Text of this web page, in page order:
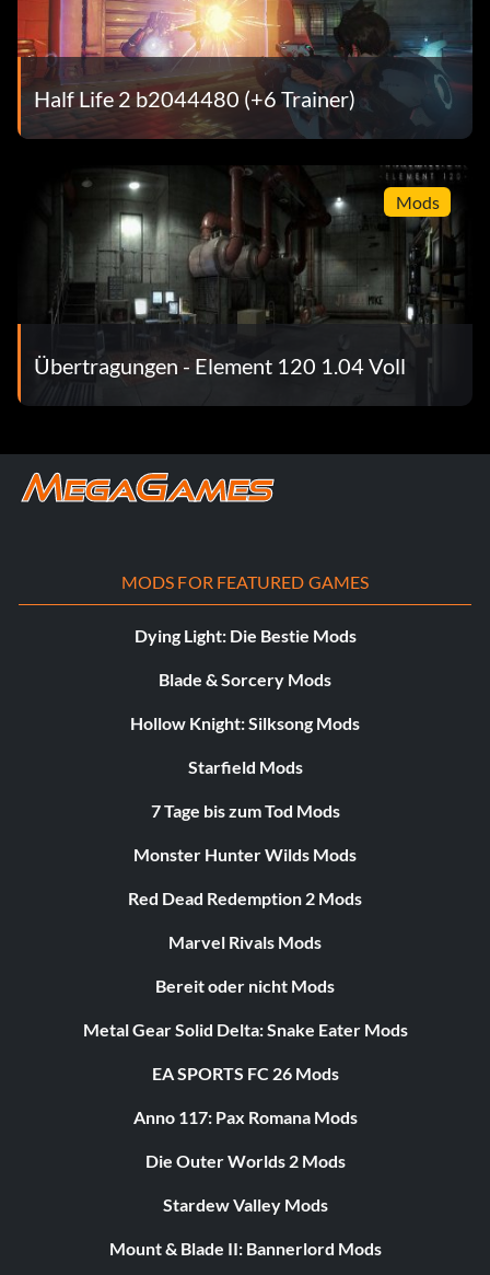
Half Life 2 b2044480 (+6 Trainer)
Mods
Übertragungen - Element 120 1.04 Voll
MODS FOR FEATURED GAMES
Dying Light: Die Bestie Mods
Blade & Sorcery Mods
Hollow Knight: Silksong Mods
Starfield Mods
7 Tage bis zum Tod Mods
Monster Hunter Wilds Mods
Red Dead Redemption 2 Mods
Marvel Rivals Mods
Bereit oder nicht Mods
Metal Gear Solid Delta: Snake Eater Mods
EA SPORTS FC 26 Mods
Anno 117: Pax Romana Mods
Die Outer Worlds 2 Mods
Stardew Valley Mods
Mount & Blade II: Bannerlord Mods